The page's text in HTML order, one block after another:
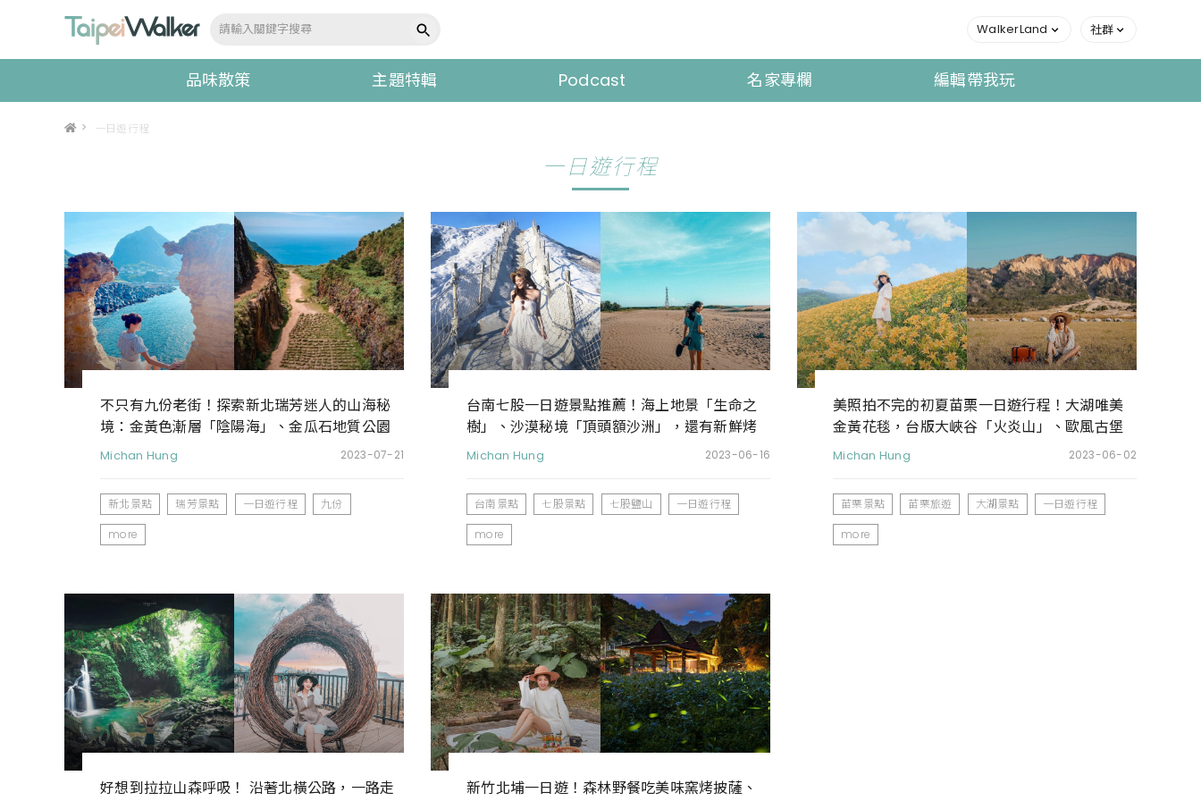
WalkerLand 社群
品味散策 主題特輯 Podcast 名家專欄 編輯帶我玩
> 一日遊行程
一日遊行程
不只有九份老街！探索新北瑞芳迷人的山海秘
境：金黃色漸層「陰陽海」、金瓜石地質公園
「本山礦場」
Michan Hung 2023-07-21
新北景點 瑞芳景點 一日遊行程
九份
more
台南七股一日遊景點推薦！海上地景「生命之
樹」、沙漠秘境「頂頭額沙洲」，還有新鮮烤
蚵吃到飽
Michan Hung 2023-06-16
台南景點 七股景點 七股鹽山
一日遊行程
more
美照拍不完的初夏苗栗一日遊行程！大湖唯美
金黃花毯，台版大峽谷「火炎山」、歐風古堡
「天空之城」
Michan Hung 2023-06-02
苗栗景點 苗栗旅遊 大湖景點
一日遊行程
more
好想到拉拉山森呼吸！ 沿著北橫公路，一路走
新竹北埔一日遊！森林野餐吃美味窯烤披薩、